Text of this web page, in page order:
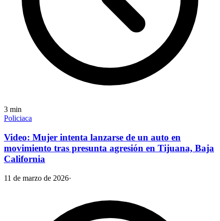
3 min
Policiaca
Video: Mujer intenta lanzarse de un auto en
movimiento tras presunta agresión en Tijuana, Baja
California
11 de marzo de 2026·